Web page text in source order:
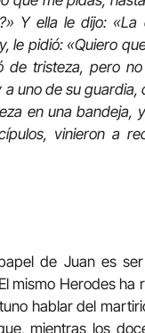
Y ella le dijo: «La
le pidió: «Quiero
de tristeza, pero
uno de su
en una bandeja,
vinieron a
de Juan es
mismo Herodes ha
hablar del
mientras los